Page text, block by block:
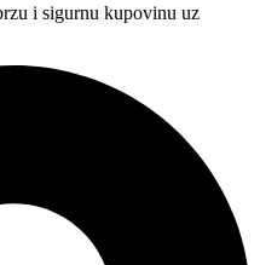
i sigurnu kupovinu uz